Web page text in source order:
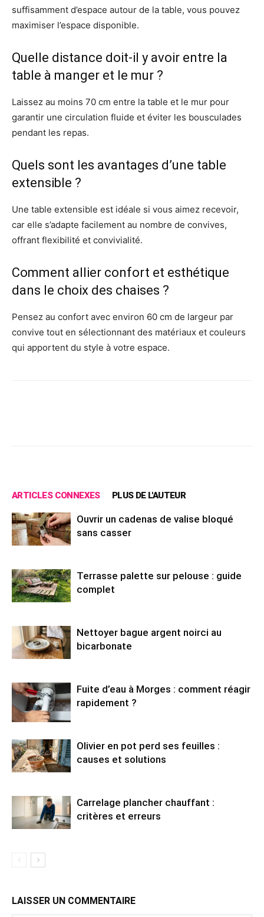
suffisamment d’espace autour de la table, vous pouvez
maximiser l’espace disponible.
Quelle distance doit-il y avoir entre la
table à manger et le mur ?
Laissez au moins 70 cm entre la table et le mur pour
garantir une circulation fluide et éviter les bousculades
pendant les repas.
Quels sont les avantages d’une table
extensible ?
Une table extensible est idéale si vous aimez recevoir,
car elle s’adapte facilement au nombre de convives,
offrant flexibilité et convivialité.
Comment allier confort et esthétique
dans le choix des chaises ?
Pensez au confort avec environ 60 cm de largeur par
convive tout en sélectionnant des matériaux et couleurs
qui apportent du style à votre espace.
ARTICLES CONNEXES PLUS DE L'AUTEUR
Ouvrir un cadenas de valise bloqué
sans casser
Terrasse palette sur pelouse : guide
complet
Nettoyer bague argent noirci au
bicarbonate
Fuite d’eau à Morges : comment réagir
rapidement ?
Olivier en pot perd ses feuilles :
causes et solutions
Carrelage plancher chauffant :
critères et erreurs
LAISSER UN COMMENTAIRE